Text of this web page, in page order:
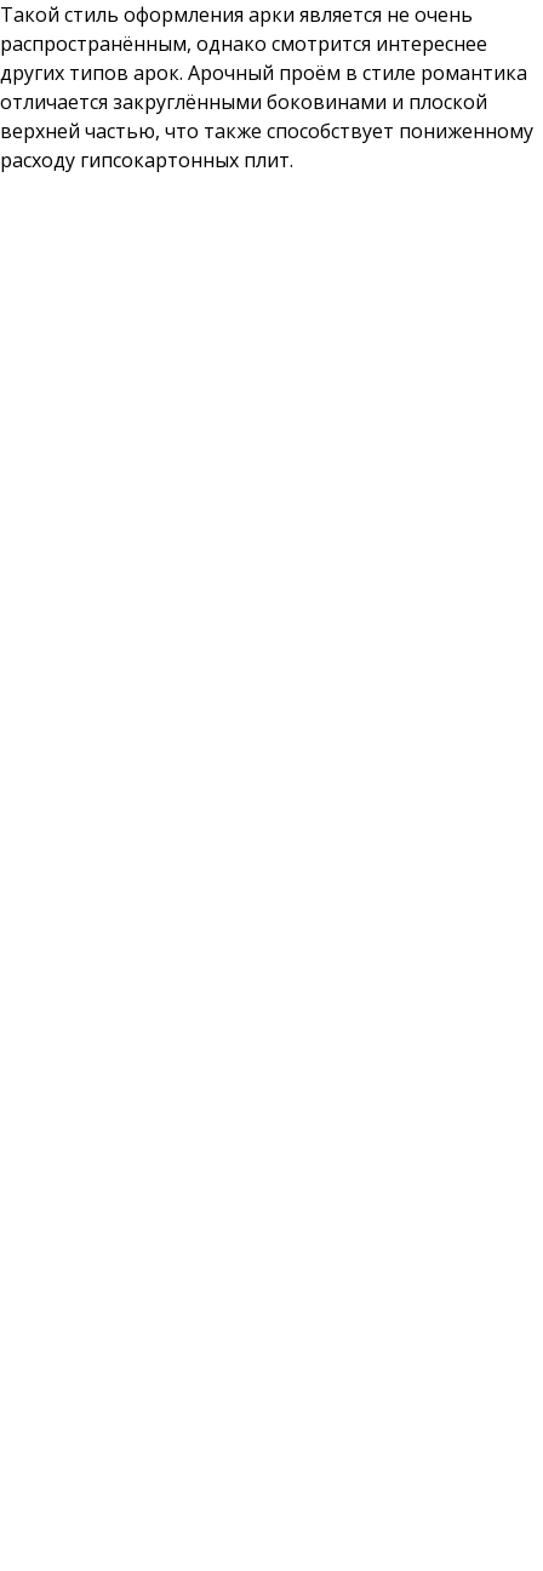
Такой стиль оформления арки является не очень
распространённым, однако смотрится интереснее
других типов арок. Арочный проём в стиле романтика
отличается закруглёнными боковинами и плоской
верхней частью, что также способствует пониженному
расходу гипсокартонных плит.